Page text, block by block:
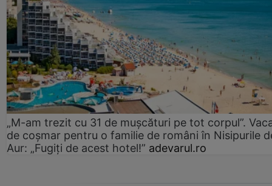
„M-am trezit cu 31 de mușcături pe tot corpul”.
de coșmar pentru o familie de români în Nisipurile
Aur: „Fugiți de acest hotel!” adevarul.ro